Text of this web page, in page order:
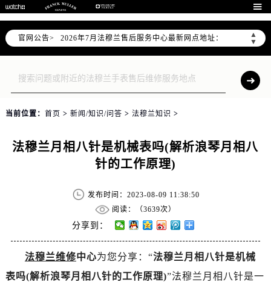

官网公告>
▲
▼
法穆兰官方全国统一服务热线400-006-0073，服务覆盖中国大陆、香港、澳门、台湾全部区域（非大陆需加拨“+86”）
2026年7月法穆兰售后服务中心最新网点地址：
北京市东城区东长安街1号东方广场写字楼W3座6层602室（需提前预约）
北京市朝阳区建国门外大街甲6号华熙国际中心写字楼D座11层1102室（需提前预约）
天津市和平区赤峰道136号天津国际金融中心写字楼26层2603室（需提前预约）
南京市秦淮区中山南路1号（新街口）南京中心写字楼22层C1-1室（需提前预约）
宁波市江北区大闸南路500号来福士广场办公楼20层2009室（需提前预约）
杭州市上城区钱江路1366号华润大厦写字楼A座5层503-5室（需提前预约）
金华市金东区东市南街777号金华万达广场写字楼4号楼22层2209室（需提前预约）
当前位置： 首页 > 新闻/知识/问答 > 法穆兰知识 >
法穆兰月相八针是机械表吗(解析浪琴月相八
针的工作原理)
发布时间：2023-08-09 11:38:50
阅读：（3639次）
分享到：
法穆兰维修中心为您分享：“法穆兰月相八针是机械
表吗(解析浪琴月相八针的工作原理)”法穆兰月相八针是一